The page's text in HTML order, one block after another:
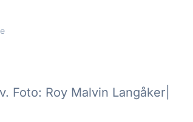
Foto: Roy Malvin Langåker|